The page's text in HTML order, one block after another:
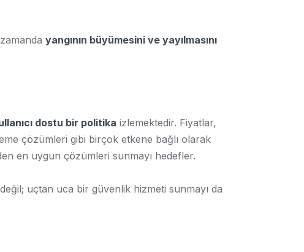
yangının büyümesini ve yayılmasını
dostu bir politika izlemektedir. Fiyatlar,
çözümleri gibi birçok etkene bağlı olarak
en uygun çözümleri sunmayı hedefler.
uçtan uca bir güvenlik hizmeti sunmayı da